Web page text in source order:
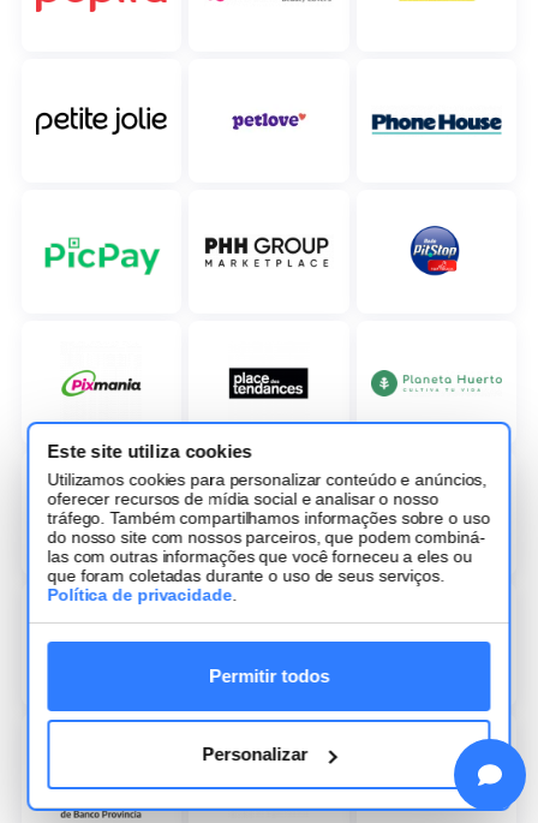
Este site utiliza cookies
Utilizamos cookies para personalizar conteúdo e anúncios,
oferecer recursos de mídia social e analisar o nosso
tráfego. Também compartilhamos informações sobre o uso
do nosso site com nossos parceiros, que podem combiná-
las com outras informações que você forneceu a eles ou
que foram coletadas durante o uso de seus serviços.
Política de privacidade
Permitir todos
Personalizar